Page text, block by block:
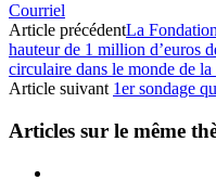
Courriel
Article précédentLa
hauteur de 1 million d’euros
circulaire dans le monde de la
Article suivant 1er sondage
Articles sur le même